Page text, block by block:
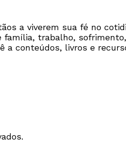
a viverem sua fé no
trabalho,
a conteúdos, livros e